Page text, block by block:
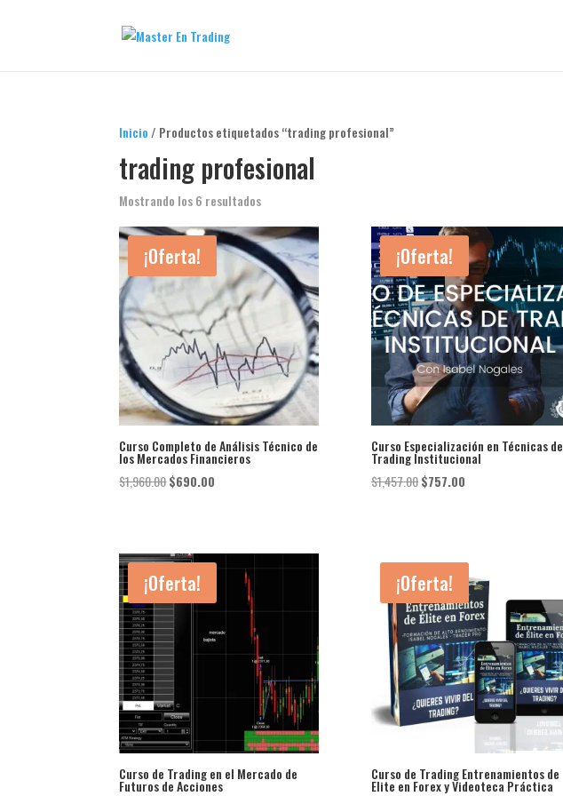
Inicio / Productos etiquetados “trading profesional”
trading profesional
Mostrando los 6 resultados
¡Oferta!
Curso Completo de Análisis Técnico de
los Mercados Financieros
$1,960.00El
$1,960.00.
$690.00
$690.00.
¡Oferta!
Curso Especialización en Técnicas de
Trading Institucional
$1,457.00El
$1,457.00.
$757.00El
$757.00.
¡Oferta!
Curso de Trading en el Mercado de
Futuros de Acciones
¡Oferta!
Curso de Trading Entrenamientos de
Elite en Forex y Videoteca Práctica